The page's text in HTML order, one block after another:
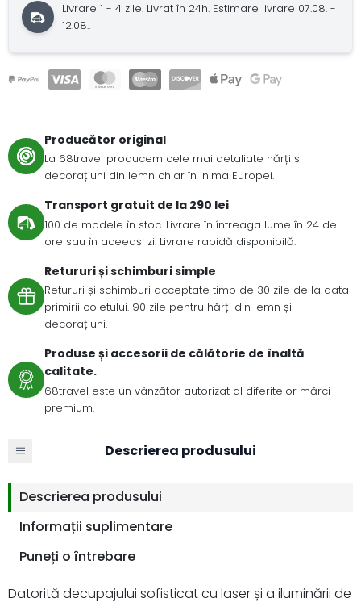
Livrare 1 - 4 zile. Livrat în 24h. Estimare livrare 07.08. -
12.08..
Producător original
La 68travel producem cele mai detaliate hărți și
decorațiuni din lemn chiar în inima Europei.
Transport gratuit de la 290 lei
100 de modele în stoc. Livrare în întreaga lume în 24 de
ore sau în aceeași zi. Livrare rapidă disponibilă.
Retururi și schimburi simple
Retururi și schimburi acceptate timp de 30 zile de la data
primirii coletului. 90 zile pentru hărți din lemn și
decorațiuni.
Produse și accesorii de călătorie de înaltă
calitate.
68travel este un vânzător autorizat al diferitelor mărci
premium.
Descrierea produsului
Descrierea produsului
Informații suplimentare
Puneți o întrebare
Datorită decupajului sofisticat cu laser și a iluminării de